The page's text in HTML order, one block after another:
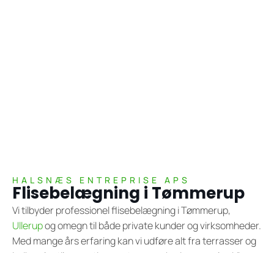
HALSNÆS ENTREPRISE APS
Flisebelægning i Tømmerup
Vi tilbyder professionel flisebelægning i Tømmerup,
Ullerupog omegn til både private kunder og virksomheder.
Med mange års erfaring kan vi udføre alt fra terrasser og